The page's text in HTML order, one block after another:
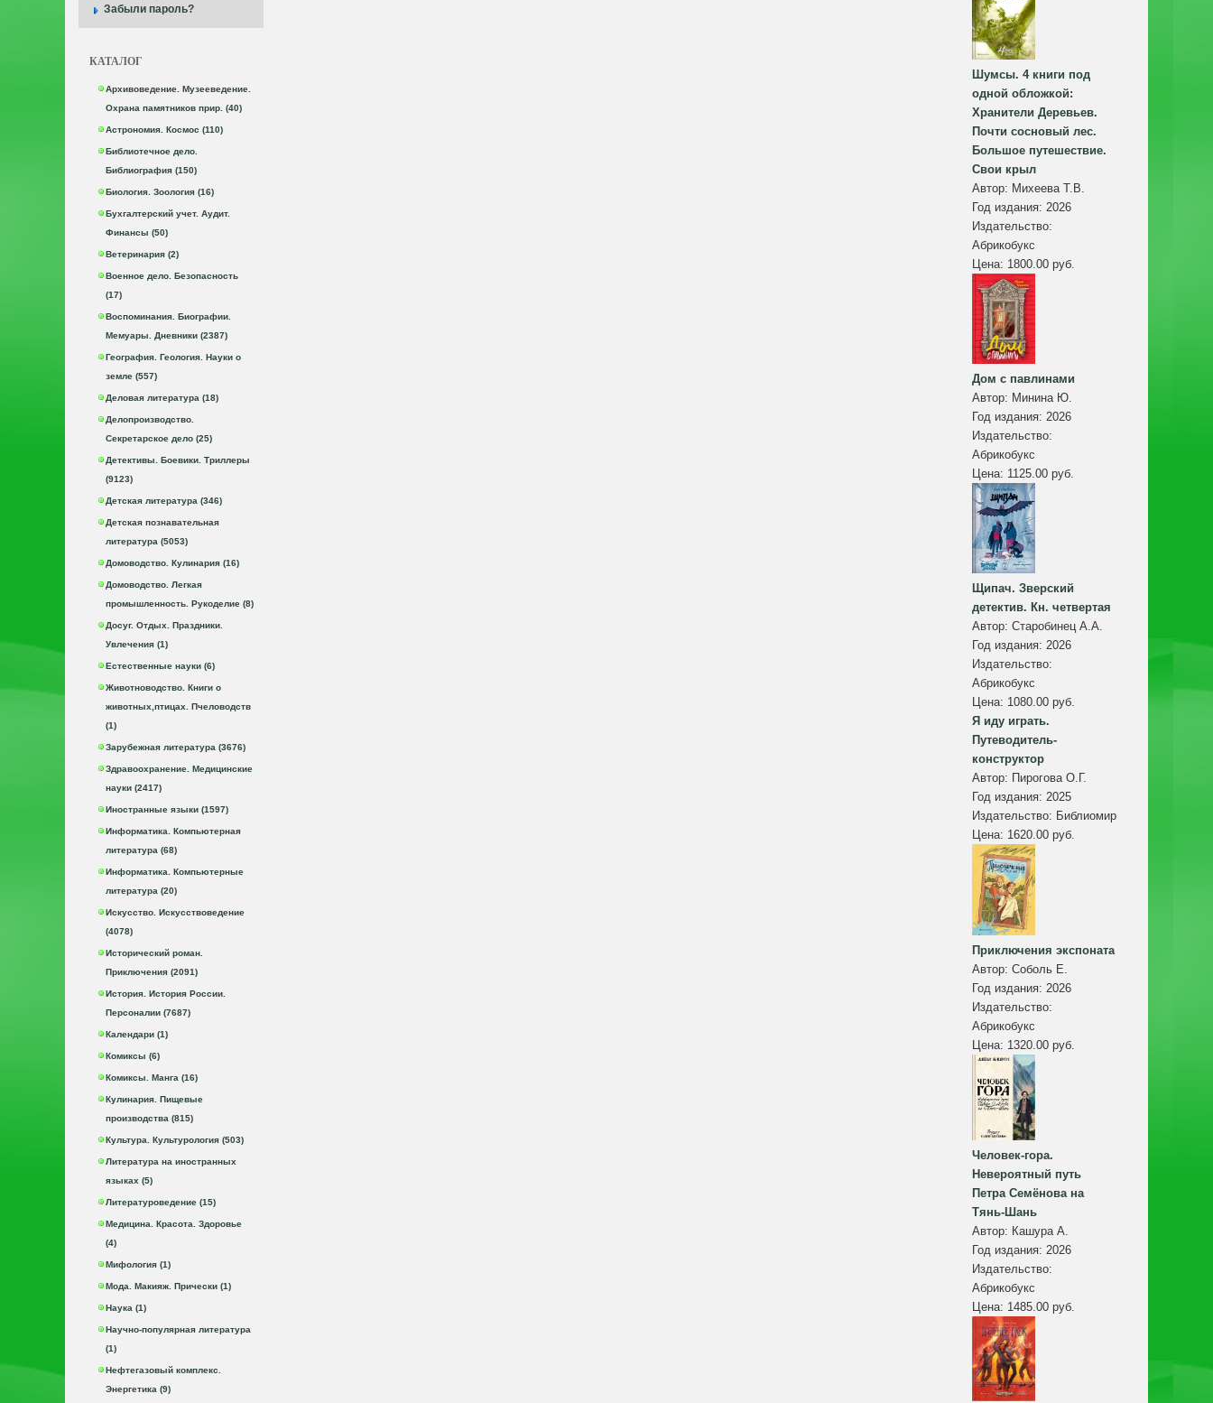
Забыли пароль?
КАТАЛОГ
Архивоведение. Музееведение.
Охрана памятников прир. (40)
Астрономия. Космос (110)
Библиотечное дело.
Библиография (150)
Биология. Зоология (16)
Бухгалтерский учет. Аудит.
Финансы (50)
Ветеринария (2)
Военное дело. Безопасность
(17)
Воспоминания. Биографии.
Мемуары. Дневники (2387)
География. Геология. Науки о
земле (557)
Деловая литература (18)
Делопроизводство.
Секретарское дело (25)
Детективы. Боевики. Триллеры
(9123)
Детская литература (346)
Детская познавательная
литература (5053)
Домоводство. Кулинария (16)
Домоводство. Легкая
промышленность. Рукоделие (8)
Досуг. Отдых. Праздники.
Увлечения (1)
Естественные науки (6)
Животноводство. Книги о
животных,птицах. Пчеловодств
(1)
Зарубежная литература (3676)
Здравоохранение. Медицинские
науки (2417)
Иностранные языки (1597)
Информатика. Компьютерная
литература (68)
Информатика. Компьютерные
литература (20)
Искусство. Искусствоведение
(4078)
Исторический роман.
Приключения (2091)
История. История России.
Персоналии (7687)
Календари (1)
Комиксы (6)
Комиксы. Манга (16)
Кулинария. Пищевые
производства (815)
Культура. Культурология (503)
Литература на иностранных
языках (5)
Литературоведение (15)
Медицина. Красота. Здоровье
(4)
Мифология (1)
Мода. Макияж. Прически (1)
Наука (1)
Научно-популярная литература
(1)
Нефтегазовый комплекс.
Энергетика (9)
Шумсы. 4 книги под
одной обложкой:
Хранители Деревьев.
Почти сосновый лес.
Большое путешествие.
Свои крыл
Автор: Михеева Т.В.
Год издания: 2026
Издательство:
Абрикобукс
Цена: 1800.00 руб.
Дом с павлинами
Автор: Минина Ю.
Год издания: 2026
Издательство:
Абрикобукс
Цена: 1125.00 руб.
Щипач. Зверский
детектив. Кн. четвертая
Автор: Старобинец А.А.
Год издания: 2026
Издательство:
Абрикобукс
Цена: 1080.00 руб.
Я иду играть.
Путеводитель-
конструктор
Автор: Пирогова О.Г.
Год издания: 2025
Издательство: Библиомир
Цена: 1620.00 руб.
Приключения экспоната
Автор: Соболь Е.
Год издания: 2026
Издательство:
Абрикобукс
Цена: 1320.00 руб.
Человек-гора.
Невероятный путь
Петра Семёнова на
Тянь-Шань
Автор: Кашура А.
Год издания: 2026
Издательство:
Абрикобукс
Цена: 1485.00 руб.